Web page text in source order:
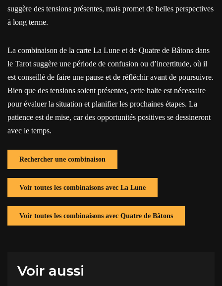
suggère des tensions présentes, mais promet de belles perspectives
à long terme.
La combinaison de la carte La Lune et de Quatre de Bâtons dans
le Tarot suggère une période de confusion ou d’incertitude, où il
est conseillé de faire une pause et de réfléchir avant de poursuivre.
Bien que des tensions soient présentes, cette halte est nécessaire
pour évaluer la situation et planifier les prochaines étapes. La
patience est de mise, car des opportunités positives se dessineront
avec le temps.
Rechercher une combinaison
Voir toutes les combinaisons avec La Lune
Voir toutes les combinaisons avec Quatre de Bâtons
Voir aussi